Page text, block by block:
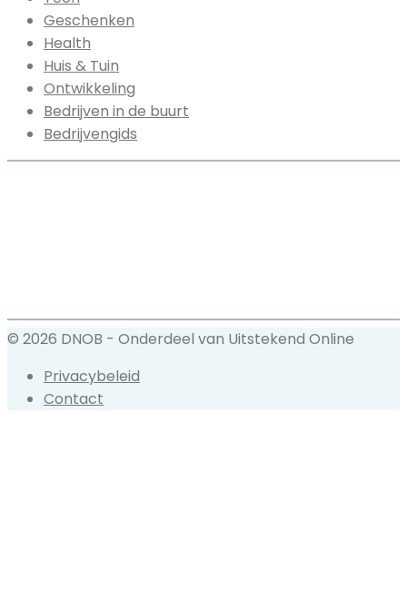
Geschenken
Health
Huis & Tuin
Ontwikkeling
Bedrijven in de buurt
Bedrijvengids
© 2026 DNOB - Onderdeel van Uitstekend Online
Privacybeleid
Contact